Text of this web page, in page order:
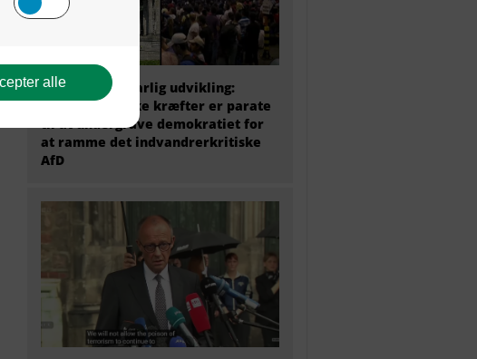
Tysk politik i farlig udvikling:
Stærke politiske kræfter er parate
til at undergrave demokratiet for
at ramme det indvandrerkritiske
AfD